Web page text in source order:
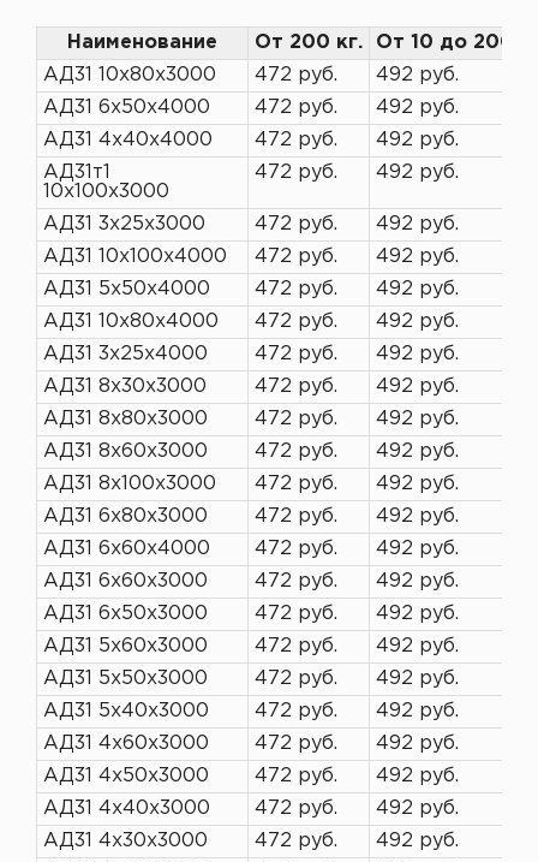
Наименование От 200 кг.
От 10 до 200
АД31 10х80х3000
472 руб.
492 руб.
АД31 6х50х4000
472 руб.
492 руб.
АД31 4х40х4000
472 руб.
492 руб.
АД31т1
10х100х3000
472 руб. 492 руб.
АД31 3х25х3000 472 руб.
492 руб.
АД31 10х100х4000
472 руб.
492 руб.
АД31 5х50х4000
472 руб.
492 руб.
АД31 10х80х4000
472 руб.
492 руб.
АД31 3х25х4000
472 руб.
492 руб.
АД31 8х30х3000
472 руб.
492 руб.
АД31 8х80х3000
472 руб.
492 руб.
АД31 8х60х3000
472 руб.
492 руб.
АД31 8х100х3000
472 руб.
492 руб.
АД31 6х80х3000
472 руб.
492 руб.
АД31 6х60х4000
472 руб.
492 руб.
АД31 6х60х3000
472 руб.
492 руб.
АД31 6х50х3000
472 руб.
492 руб.
АД31 5х60х3000
472 руб.
492 руб.
АД31 5х50х3000
472 руб.
492 руб.
АД31 5х40х3000
472 руб.
492 руб.
АД31 4х60х3000
472 руб.
492 руб.
АД31 4х50х3000
472 руб.
492 руб.
АД31 4х40х3000
472 руб.
492 руб.
АД31 4х30х3000
472 руб.
492 руб.